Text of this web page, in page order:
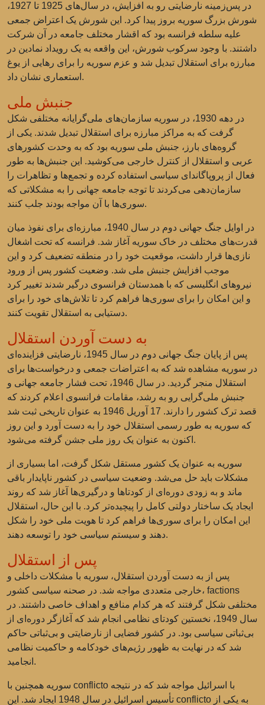
در پس‌زمینه نارضایتی رو به افزایش، در سال‌های 1925 تا 1927،
شورش بزرگ سوریه بروز پیدا کرد. این شورش یک اعتراض جمعی
علیه سلطه فرانسه بود که اقشار مختلف جامعه در آن شرکت
داشتند. با وجود سرکوب شورش، این واقعه به یک رویداد نمادین در
مبارزه برای استقلال تبدیل شد و عزم سوریه را برای رهایی از یوغ
استعماری نشان داد.
جنبش ملی
در دهه 1930، در سوریه سازمان‌های ملی‌گرایانه مختلفی شکل
گرفت که به مراکز مبارزه برای استقلال تبدیل شدند. یکی از
گروه‌های بارز، جنبش ملی سوریه بود که به وحدت کشورهای
عربی و استقلال از کنترل خارجی می‌کوشید. این جنبش‌ها به طور
فعال از پروپاگاندای سیاسی استفاده کرده و تجمع‌ها و تظاهرات را
سازمان‌دهی می‌کردند تا توجه جامعه جهانی را به مشکلاتی که
سوری‌ها با آن مواجه بودند جلب کنند.
در اوایل جنگ جهانی دوم در سال 1940، مبارزه‌ای برای نفوذ میان
قدرت‌های مختلف در خاک سوریه آغاز شد. فرانسه که تحت اشغال
نازی‌ها قرار داشت، موقعیت خود را در منطقه تضعیف کرد و این
موجب افزایش جنبش ملی شد. وضعیت کشور پس از ورود
نیروهای انگلیسی که با همدستان فرانسوی درگیر شدند تغییر کرد
و این امکان را برای سوری‌ها فراهم کرد تا تلاش‌های خود را برای
دستیابی به استقلال تقویت کنند.
به دست آوردن استقلال
پس از پایان جنگ جهانی دوم در سال 1945، نارضایتی فزاینده‌ای
در سوریه مشاهده شد که به اعتراضات جمعی و درخواست‌ها برای
استقلال منجر گردید. در سال 1946، تحت فشار جامعه جهانی و
جنبش ملی‌گرایی رو به رشد، مقامات فرانسوی اعلام کردند که
قصد ترک کشور را دارند. 17 آوریل 1946 به عنوان تاریخی ثبت شد
که سوریه به طور رسمی استقلال خود را به دست آورد و این روز
اکنون به عنوان یک روز ملی جشن گرفته می‌شود.
سوریه به عنوان یک کشور مستقل شکل گرفت، اما بسیاری از
مشکلات باید حل می‌شد. وضعیت سیاسی در کشور ناپایدار باقی
ماند و به زودی دوره‌ای از کودتاها و درگیری‌ها آغاز شد که روند
ایجاد یک ساختار دولتی کامل را پیچیده‌تر کرد. با این حال، استقلال
این امکان را برای سوری‌ها فراهم کرد تا هویت ملی خود را شکل
دهند و سیستم سیاسی خود را توسعه دهند.
پس از استقلال
پس از به دست آوردن استقلال، سوریه با مشکلات داخلی و
خارجی متعددی مواجه شد. در صحنه سیاسی کشور، factions
مختلفی شکل گرفتند که هر کدام منافع و اهداف خاصی داشتند. در
سال 1949، نخستین کودتای نظامی انجام شد که آغازگر دوره‌ای از
بی‌ثباتی سیاسی بود. در کشور فضایی از نارضایتی و بی‌ثباتی حاکم
شد که در نهایت به ظهور رژیم‌های خودکامه و حاکمیت نظامی
انجامید.
سوریه همچنین با conflicto با اسرائیل مواجه شد که در نتیجه
تأسیس اسرائیل در سال 1948 ایجاد شد. این conflicto به یکی از